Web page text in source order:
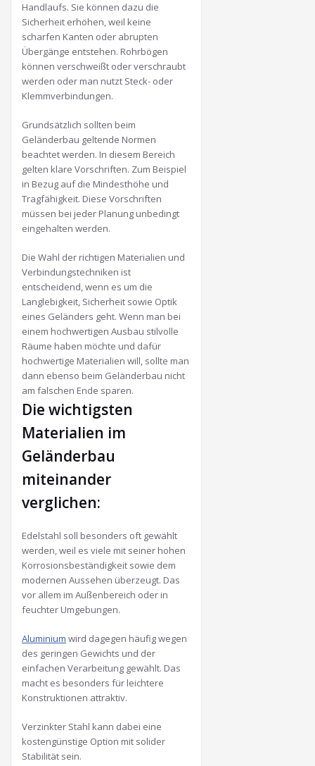
Handlaufs. Sie können dazu die
Sicherheit erhöhen, weil keine
scharfen Kanten oder abrupten
Übergänge entstehen. Rohrbögen
können verschweißt oder verschraubt
werden oder man nutzt Steck- oder
Klemmverbindungen.
Grundsätzlich sollten beim
Geländerbau geltende Normen
beachtet werden. In diesem Bereich
gelten klare Vorschriften. Zum Beispiel
in Bezug auf die Mindesthöhe und
Tragfähigkeit. Diese Vorschriften
müssen bei jeder Planung unbedingt
eingehalten werden.
Die Wahl der richtigen Materialien und
Verbindungstechniken ist
entscheidend, wenn es um die
Langlebigkeit, Sicherheit sowie Optik
eines Geländers geht. Wenn man bei
einem hochwertigen Ausbau stilvolle
Räume haben möchte und dafür
hochwertige Materialien will, sollte man
dann ebenso beim Geländerbau nicht
am falschen Ende sparen.
Die wichtigsten
Materialien im
Geländerbau
miteinander
verglichen:
Edelstahl soll besonders oft gewählt
werden, weil es viele mit seiner hohen
Korrosionsbeständigkeit sowie dem
modernen Aussehen überzeugt. Das
vor allem im Außenbereich oder in
feuchter Umgebungen.
Aluminium wird dagegen häufig wegen
des geringen Gewichts und der
einfachen Verarbeitung gewählt. Das
macht es besonders für leichtere
Konstruktionen attraktiv.
Verzinkter Stahl kann dabei eine
kostengünstige Option mit solider
Stabilität sein.